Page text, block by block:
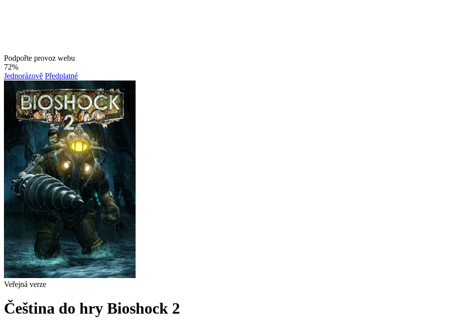
Podpořte provoz webu
72%
Jednorázově Předplatné
Veřejná verze
Čeština do hry Bioshock 2